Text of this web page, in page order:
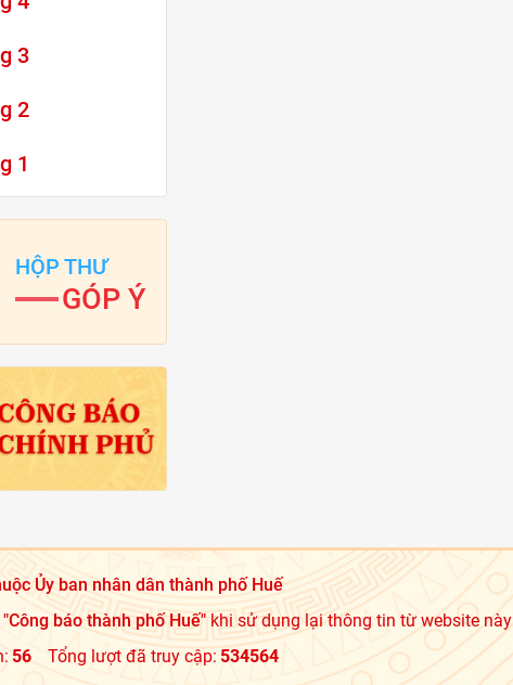
3
2
1
HỘP THƯ
GÓP Ý
Ủy ban nhân dân thành phố Huế
"Công báo thành phố Huế"khi sử dụng lại thông tin từ website này
56 Tổng lượt đã truy cập: 534564